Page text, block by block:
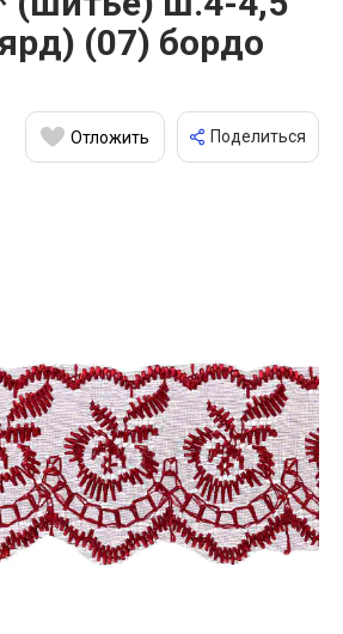
(07) бордо
Отложить Поделиться